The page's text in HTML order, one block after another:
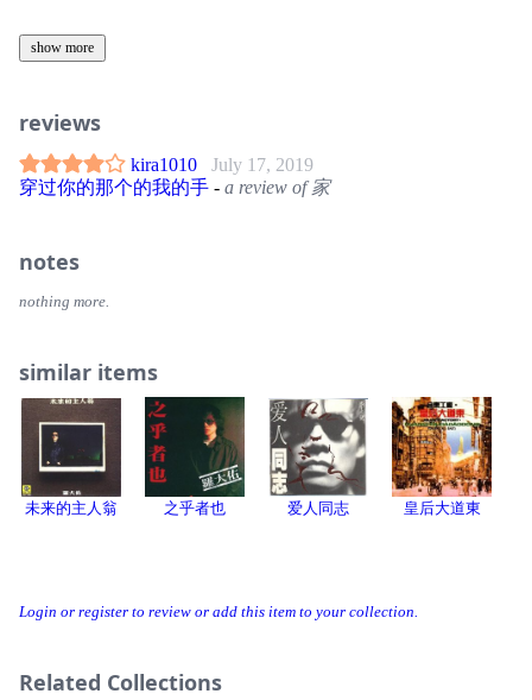
Login or register to review or add this item to your collection.
Related Collections
show more
reviews
kira1010
July 17, 2019
穿过你的那个的我的手 - a review of 家
notes
nothing more.
similar items
未来的主人翁 之乎者也 爱人同志 皇后大道東